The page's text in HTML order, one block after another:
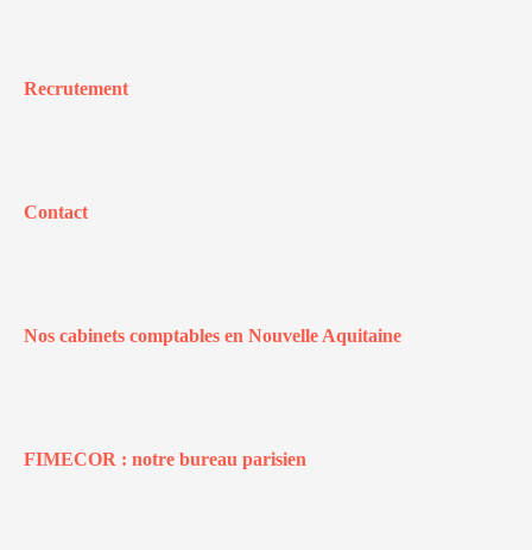
Recrutement
Contact
Nos cabinets comptables en Nouvelle Aquitaine
FIMECOR : notre bureau parisien